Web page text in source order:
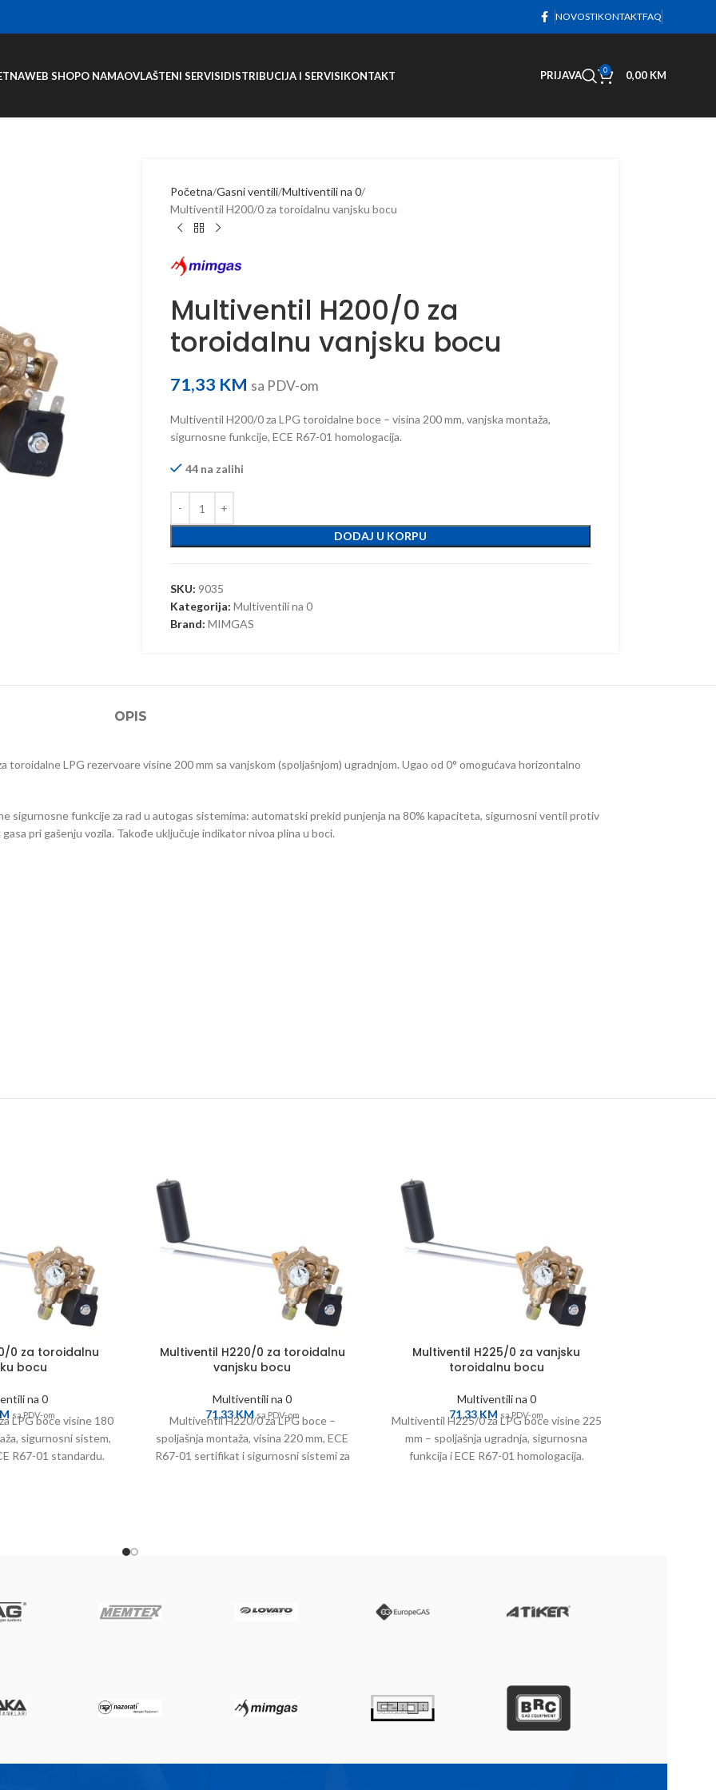
NOVOSTIKONTAKTFAQ
WEB SHOPO NAMAOVLAŠTENI SERVISIDISTRIBUCIJA I SERVISIKONTAKT PRIJAVA 0 0,00 KM
Početna Gasni ventili Multiventili na 0
Multiventil H200/0 za toroidalnu vanjsku bocu
Multiventil H200/0 za
toroidalnu vanjsku bocu
71,33 KM sa PDV-om
Multiventil H200/0 za LPG toroidalne boce – visina 200 mm, vanjska montaža,
sigurnosne funkcije, ECE R67-01 homologacija.
44 na zalihi
DODAJ U KORPU
SKU: 9035
Kategorija: Multiventili na 0
Brand: MIMGAS
OPIS
LPG rezervoare visine 200 mm sa vanjskom (spoljašnjom) ugradnjom. Ugao od 0° omogućava horizontalno
sigurnosne funkcije za rad u autogas sistemima: automatski prekid punjenja na 80% kapaciteta, sigurnosni ventil protiv
pri gašenju vozila. Takođe uključuje indikator nivoa plina u boci.
0 za toroidalnu
bocu
na 0
sa PDV-om
LPG boce visine 180
sigurnosni sistem,
R67-01 standardu.
standardom
ECE
Multiventil H220/0 za toroidalnu
vanjsku bocu
Multiventili na 0
71,33KM sa PDV-om
Multiventil H220/0 za LPG boce –
spoljašnja montaža, visina 220 mm, ECE
R67-01 sertifikat i sigurnosni sistemi za
Multiventil H225/0 za vanjsku
toroidalnu bocu
Multiventili na 0
71,33KM sa PDV-om
Multiventil H225/0 za LPG boce visine 225
mm – spoljašnja ugradnja, sigurnosna
funkcija i ECE R67-01 homologacija.